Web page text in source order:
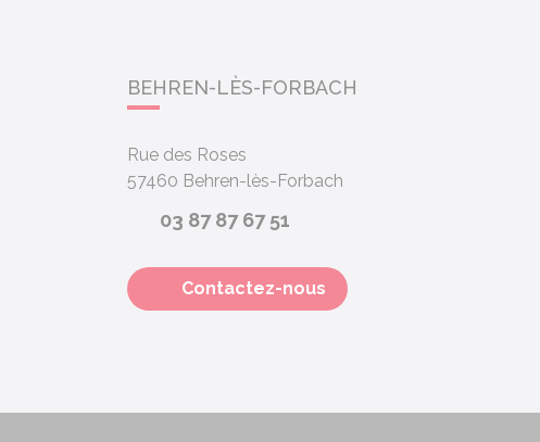
BEHREN-LÈS-FORBACH
Rue des Roses
57460 Behren-lès-Forbach
03 87 87 67 51
Contactez-nous